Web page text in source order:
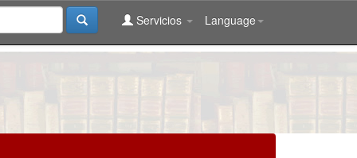
Language
Servicios